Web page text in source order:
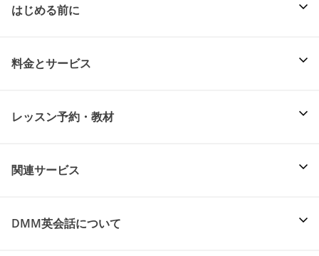
はじめる前に
料金とサービス
レッスン予約・教材
関連サービス
DMM英会話について